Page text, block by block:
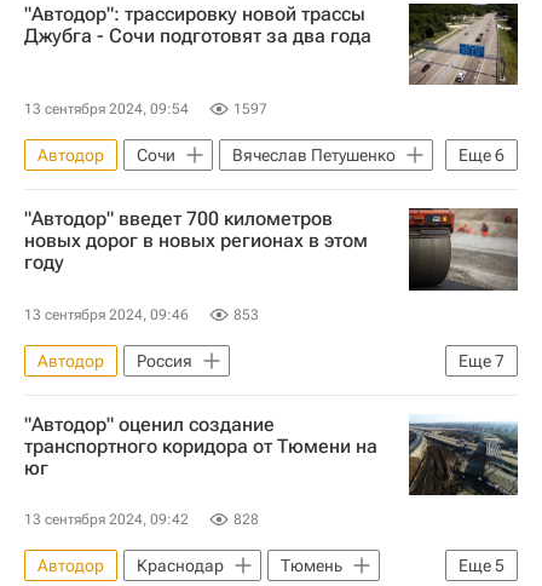
"Автодор": трассировку новой трассы
Джубга - Сочи подготовят за два года
13 сентября 2024, 09:54 1597
Еще6
Автодор Сочи
Вячеслав Петушенко
Марат Хуснуллин
Владимир Путин
Россия
Дороги
Строительство
Инфраструктура
"Автодор" введет 700 километров
новых дорог в новых регионах в этом
году
13 сентября 2024, 09:46 853
Еще7
Автодор
Россия
Донецкая Народная Республика
Луганская Народная Республика
Марат Хуснуллин
Дороги
Строительство
Инфраструктура
"Автодор" оценил создание
транспортного коридора от Тюмени на
юг
13 сентября 2024, 09:42 828
Еще5
Автодор Краснодар
Тюмень